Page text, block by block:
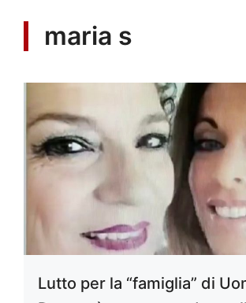
maria s
Lutto per la “famiglia” di